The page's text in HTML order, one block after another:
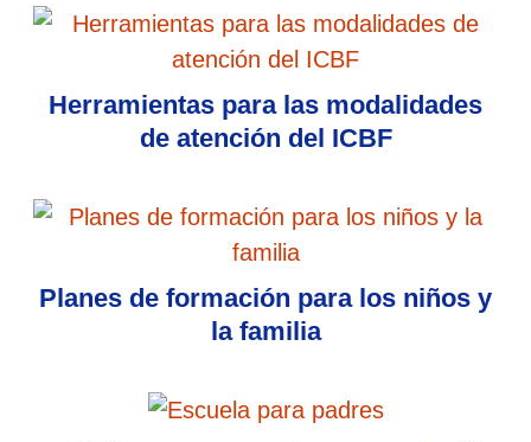
Herramientas para las modalidades
de atención del ICBF
Planes de formación para los niños y
la familia